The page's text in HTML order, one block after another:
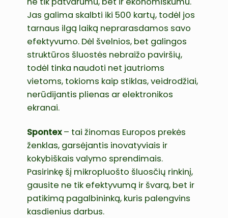
Jas galima skalbti iki 500 kartų, todėl jos
tarnaus ilgą laiką neprarasdamos savo
efektyvumo. Dėl švelnios, bet galingos
struktūros šluostės nebraižo paviršių,
todėl tinka naudoti net jautrioms
vietoms, tokioms kaip stiklas, veidrodžiai,
nerūdijantis plienas ar elektronikos
ekranai.
Spontex– tai žinomas Europos prekės
ženklas, garsėjantis inovatyviais ir
kokybiškais valymo sprendimais.
Pasirinkę šį mikropluošto šluosčių rinkinį,
gausite ne tik efektyvumą ir švarą, bet ir
patikimą pagalbininką, kuris palengvins
kasdienius darbus.